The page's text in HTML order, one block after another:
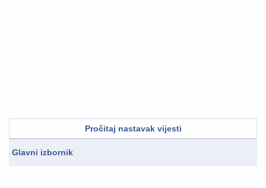
Pročitaj nastavak vijesti
Glavni izbornik